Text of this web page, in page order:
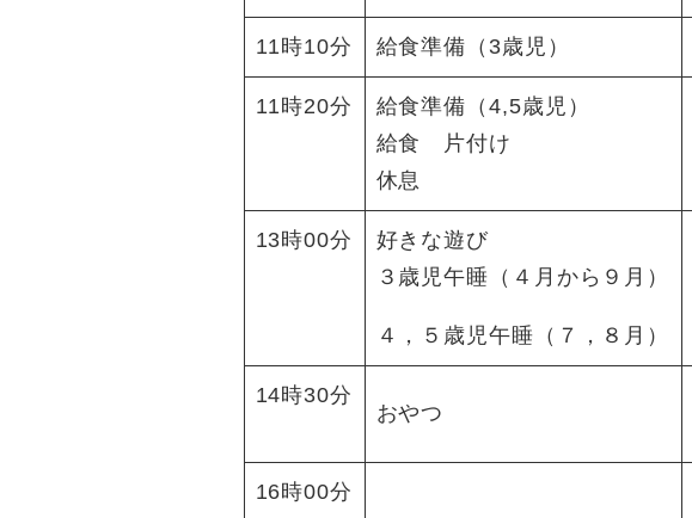
11時10分 給食準備（3歳児）
11時20分
給食準備（4,5歳児）
給食 片付け
休息
13時00分
好きな遊び
３歳児午睡（４月から９月）
４，５歳児午睡（７，８月）
14時30分
おやつ
16時00分